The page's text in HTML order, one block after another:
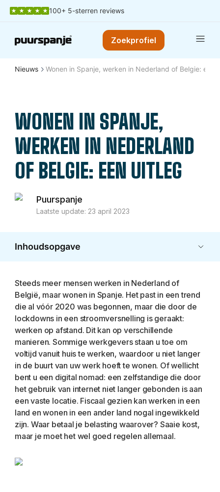
100+ 5-sterren reviews
Zoekprofiel
Nieuws Wonen in Spanje, werken in Nederland of Belgie: een
WONEN IN SPANJE,
WERKEN IN NEDERLAND
OF BELGIE: EEN UITLEG
Puurspanje
Laatste update: 23 april 2023
Inhoudsopgave
Steeds meer mensen werken in Nederland of
België, maar wonen in Spanje. Het past in een trend
die al vóór 2020 was begonnen, maar die door de
lockdowns in een stroomversnelling is geraakt:
werken op afstand. Dit kan op verschillende
manieren. Sommige werkgevers staan u toe om
voltijd vanuit huis te werken, waardoor u niet langer
in de buurt van uw werk hoeft te wonen. Of wellicht
bent u een digital nomad: een zelfstandige die door
het gebruik van internet niet langer gebonden is aan
een vaste locatie. Fiscaal gezien kan werken in een
land en wonen in een ander land nogal ingewikkeld
zijn. Waar betaal je belasting waarover? Saaie kost,
maar je moet het wel goed regelen allemaal.